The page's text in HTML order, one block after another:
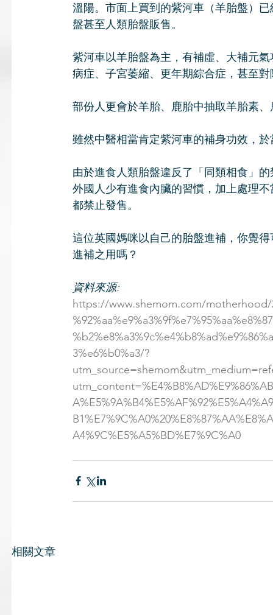
溫陽。市面上買到的紫河車（羊胎盤）
盤甚至人類胎盤販售。
紫河車以羊胎盤為主，有補虛、大補元
病症、子宮萎縮、更年期綜合症，甚至
部份人更會於羊胎、鹿胎中抽取羊胎素
雖然中醫相當肯定紫河車的補身功效，
由於進食人類胎盤違反了「同類相食」
外國人少有進食內臟的習慣，加上處理
都禁止發售。
這位英國媽咪以自己的胎盤進補，你覺
進補之用嗎？
資料來源:
https://www.shemom.com/motherhood/
3%e6%b0%a3/?
A4%9C%E5%A5%BD%E7%9C%A0
相關文章